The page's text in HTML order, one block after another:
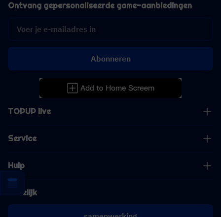
TOPUP live
Service
Hulp
Zakelijk
Ontvang gepersonaliseerde game-aanbiedingen
Abonneren